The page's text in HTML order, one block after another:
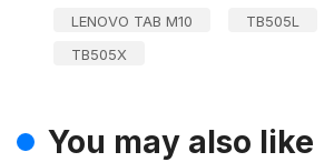
LENOVO TAB M10
TB505L
TB505X
You may also like